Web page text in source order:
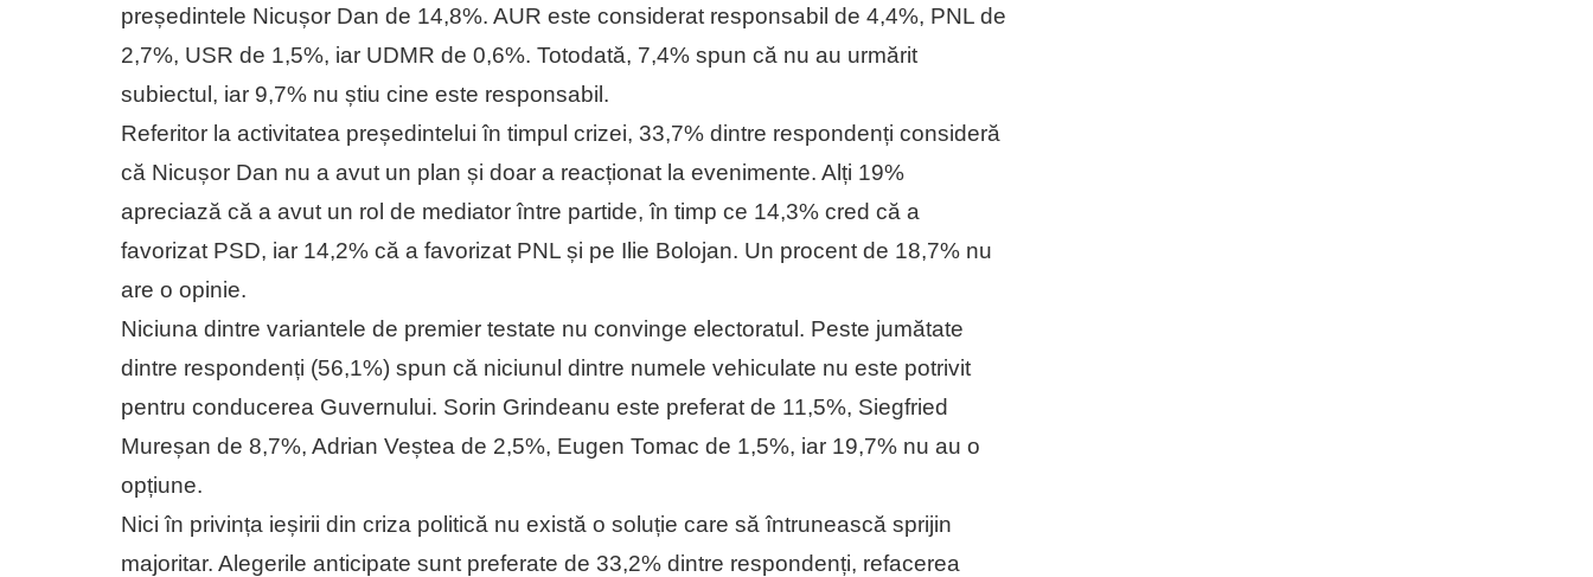
președintele Nicușor Dan de 14,8%. AUR este considerat responsabil de 4,4%, PNL de
2,7%, USR de 1,5%, iar UDMR de 0,6%. Totodată, 7,4% spun că nu au urmărit
subiectul, iar 9,7% nu știu cine este responsabil.
Referitor la activitatea președintelui în timpul crizei, 33,7% dintre respondenți consideră
că Nicușor Dan nu a avut un plan și doar a reacționat la evenimente. Alți 19%
apreciază că a avut un rol de mediator între partide, în timp ce 14,3% cred că a
favorizat PSD, iar 14,2% că a favorizat PNL și pe Ilie Bolojan. Un procent de 18,7% nu
are o opinie.
Niciuna dintre variantele de premier testate nu convinge electoratul. Peste jumătate
dintre respondenți (56,1%) spun că niciunul dintre numele vehiculate nu este potrivit
pentru conducerea Guvernului. Sorin Grindeanu este preferat de 11,5%, Siegfried
Mureșan de 8,7%, Adrian Veștea de 2,5%, Eugen Tomac de 1,5%, iar 19,7% nu au o
opțiune.
Nici în privința ieșirii din criza politică nu există o soluție care să întrunească sprijin
majoritar. Alegerile anticipate sunt preferate de 33,2% dintre respondenți, refacerea